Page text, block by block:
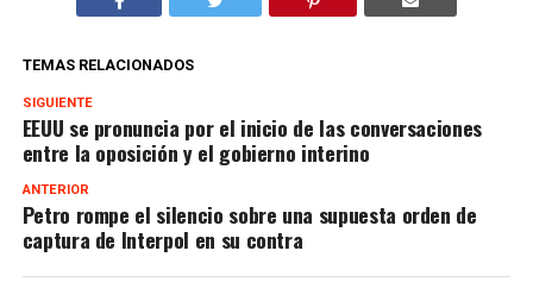
TEMAS RELACIONADOS
SIGUIENTE
EEUU se pronuncia por el inicio de las conversaciones
entre la oposición y el gobierno interino
ANTERIOR
Petro rompe el silencio sobre una supuesta orden de
captura de Interpol en su contra